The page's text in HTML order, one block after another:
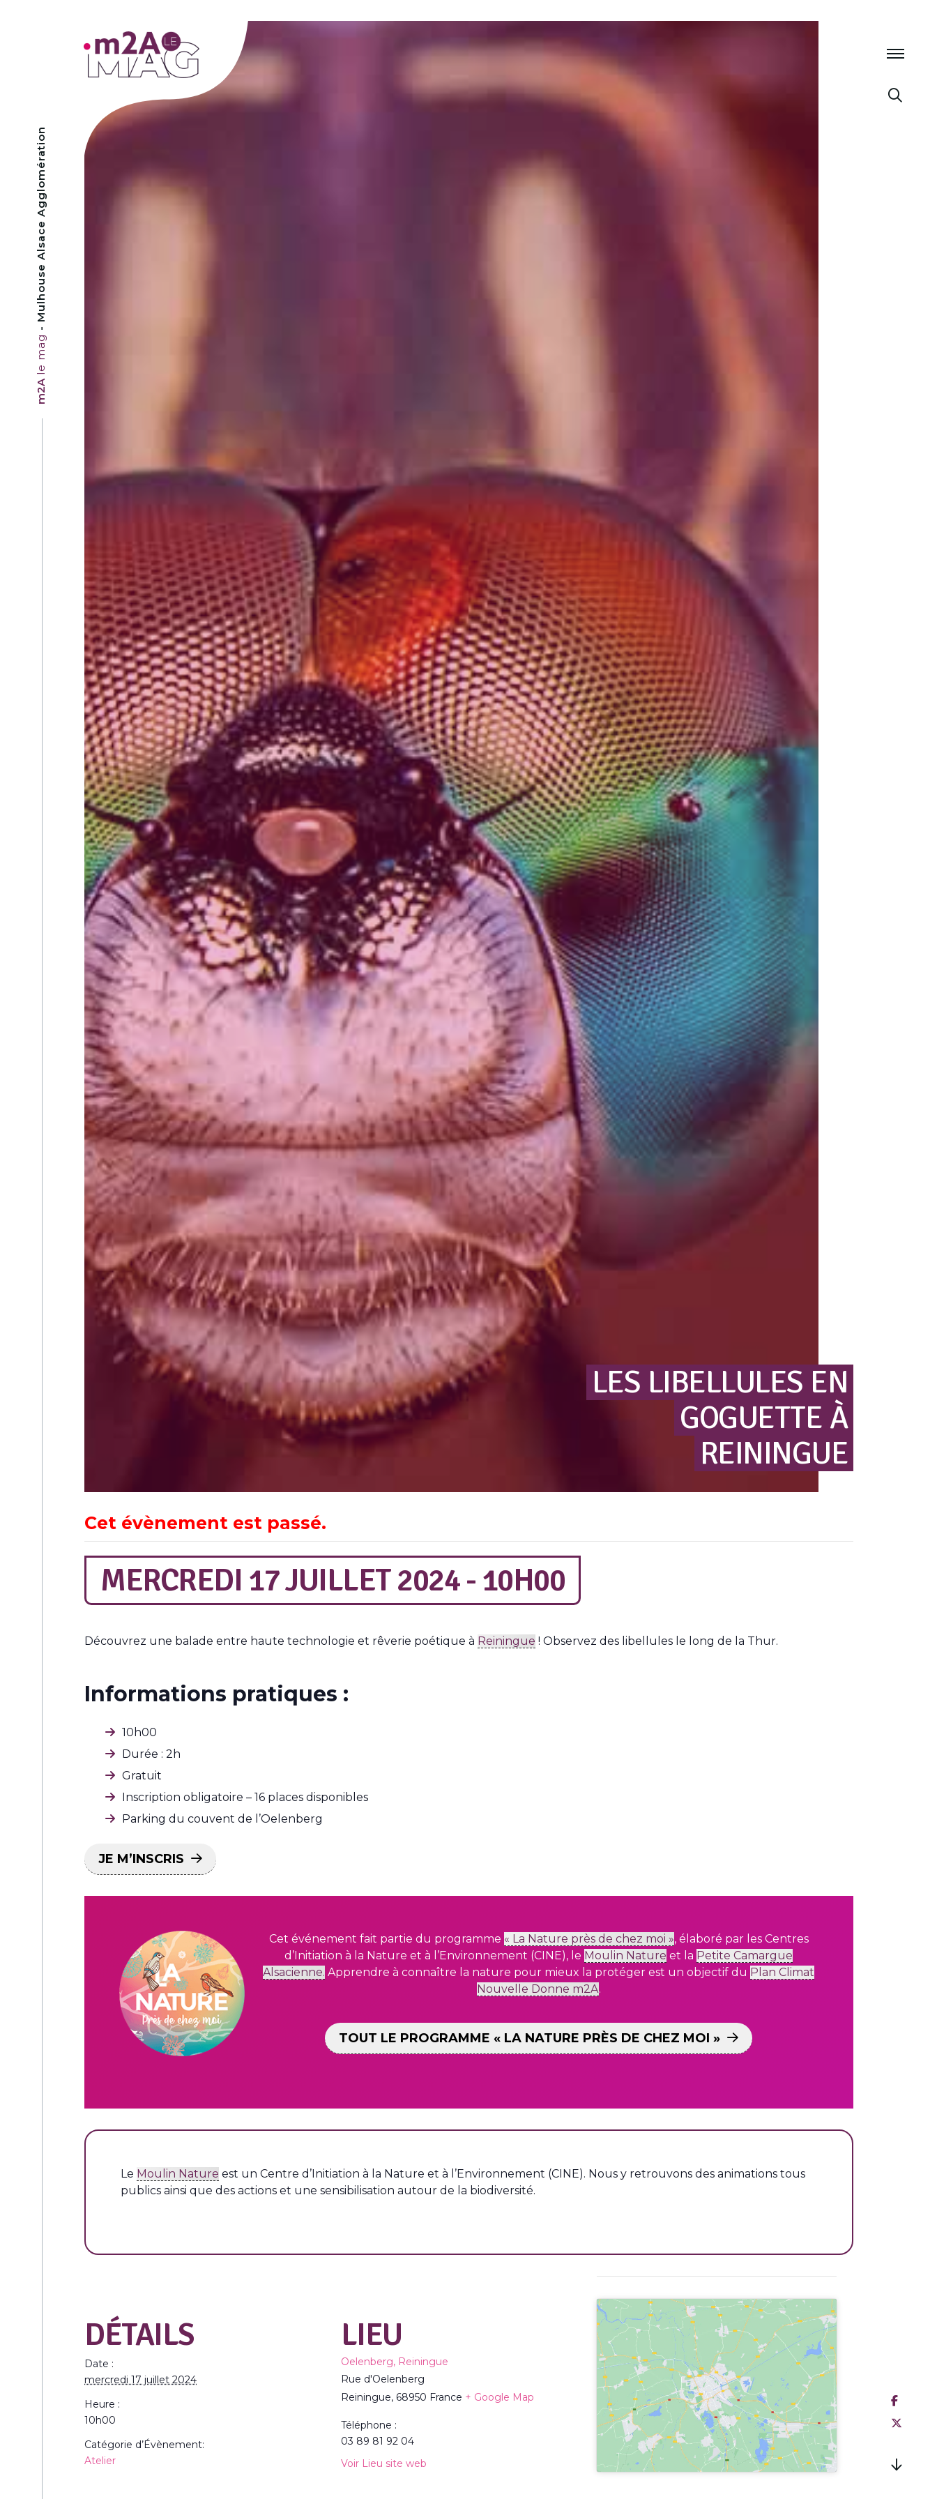
m2A
le mag
- Mulhouse Alsace Agglomération
LES LIBELLULES EN
GOGUETTE À
REININGUE
Cet évènement est passé.
MERCREDI 17 JUILLET 2024 - 10H00
Découvrez une balade entre haute technologie et rêverie poétique à Reiningue ! Observez des libellules le long de la Thur.
Informations pratiques :
10h00
Durée : 2h
Gratuit
Inscription obligatoire – 16 places disponibles
Parking du couvent de l’Oelenberg
JE M’INSCRIS
Cet événement fait partie du programme « La Nature près de chez moi », élaboré par les Centres
d’Initiation à la Nature et à l’Environnement (CINE), le Moulin Nature et la Petite Camargue
Alsacienne. Apprendre à connaître la nature pour mieux la protéger est un objectif du Plan Climat
Nouvelle Donne m2A.
TOUT LE PROGRAMME « LA NATURE PRÈS DE CHEZ MOI »
Le Moulin Nature est un Centre d’Initiation à la Nature et à l’Environnement (CINE). Nous y retrouvons des animations tous
publics ainsi que des actions et une sensibilisation autour de la biodiversité.
DÉTAILS
Date :
mercredi 17 juillet 2024
Heure :
10h00
Catégorie d’Évènement:
Atelier
LIEU
Oelenberg, Reiningue
Rue d'Oelenberg
Reiningue, 68950 France + Google Map
Téléphone :
03 89 81 92 04
Voir Lieu site web